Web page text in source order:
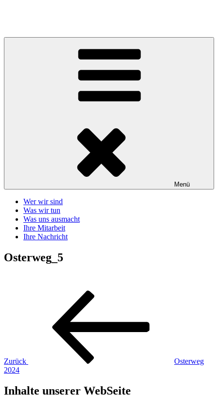
Menü
Wer wir sind
Was wir tun
Was uns ausmacht
Ihre Mitarbeit
Ihre Nachricht
Osterweg_5
Beitragsnavigation
Zurück
Osterweg
2024
Inhalte unserer WebSeite